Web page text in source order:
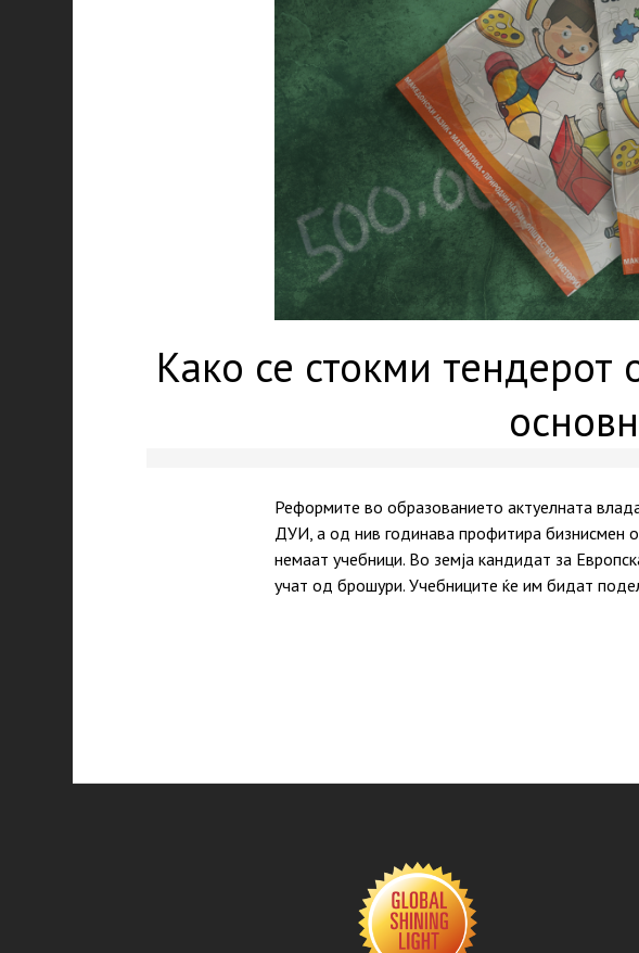
Како се стокми
Реформите во образованието актуелната
ДУИ, а од нив годинава профитира
немаaт учебници. Во земја кандидат за
учат од брошури. Учебниците ќе им бидат